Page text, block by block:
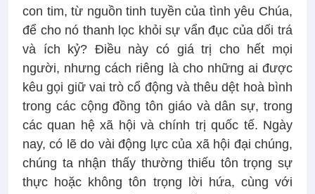
con tim, từ nguồn tinh tuyền của tình yêu Chúa,
để cho nó thanh lọc khỏi sự vẩn đục của dối trá
và ích kỷ? Điều này có giá trị cho hết mọi
người, nhưng cách riêng là cho những ai được
kêu gọi giữ vai trò cổ động và thêu dệt hoà bình
trong các cộng đồng tôn giáo và dân sự, trong
các quan hệ xã hội và chính trị quốc tế. Ngày
nay, có lẽ do vài động lực của xã hội đại chúng,
chúng ta nhận thấy thường thiếu tôn trọng sự
thực hoặc không tôn trọng lời hứa, cùng với